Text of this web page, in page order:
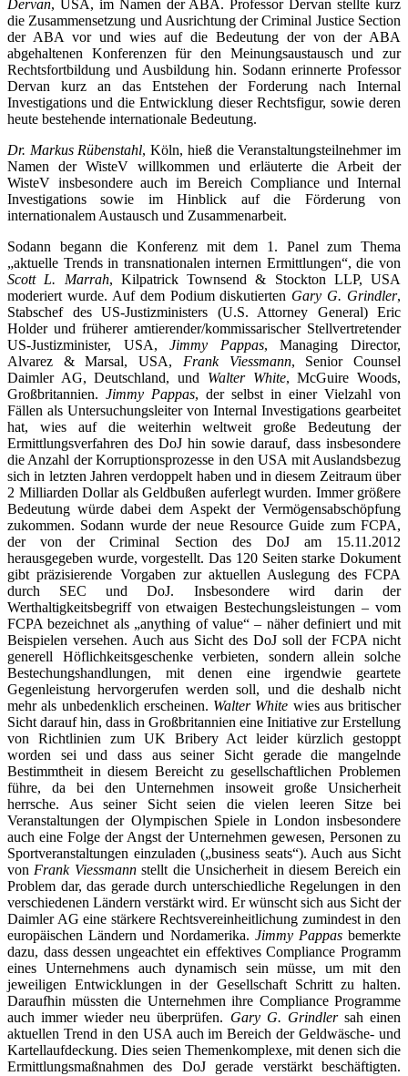
Dervan, USA, im Namen der ABA. Professor Dervan stellte kurz
die Zusammensetzung und Ausrichtung der Criminal Justice Section
der ABA vor und wies auf die Bedeutung der von der ABA
abgehaltenen Konferenzen für den Meinungsaustausch und zur
Rechtsfortbildung und Ausbildung hin. Sodann erinnerte Professor
Dervan kurz an das Entstehen der Forderung nach Internal
Investigations und die Entwicklung dieser Rechtsfigur, sowie deren
heute bestehende internationale Bedeutung.
Dr. Markus Rübenstahl, Köln, hieß die Veranstaltungsteilnehmer im
Namen der WisteV willkommen und erläuterte die Arbeit der
WisteV insbesondere auch im Bereich Compliance und Internal
Investigations sowie im Hinblick auf die Förderung von
internationalem Austausch und Zusammenarbeit.
Sodann begann die Konferenz mit dem 1. Panel zum Thema
„aktuelle Trends in transnationalen internen Ermittlungen“, die von
Scott L. Marrah, Kilpatrick Townsend & Stockton LLP, USA
moderiert wurde. Auf dem Podium diskutierten Gary G. Grindler,
Stabschef des US-Justizministers (U.S. Attorney General) Eric
Holder und früherer amtierender/kommissarischer Stellvertretender
US-Justizminister, USA,Jimmy Pappas, Managing Director,
Alvarez & Marsal, USA, Frank Viessmann, Senior Counsel
Daimler AG, Deutschland, und Walter White, McGuire Woods,
Großbritannien. Jimmy Pappas, der selbst in einer Vielzahl von
Fällen als Untersuchungsleiter von Internal Investigations gearbeitet
hat, wies auf die weiterhin weltweit große Bedeutung der
Ermittlungsverfahren des DoJ hin sowie darauf, dass insbesondere
die Anzahl der Korruptionsprozesse in den USA mit Auslandsbezug
sich in letzten Jahren verdoppelt haben und in diesem Zeitraum über
2 Milliarden Dollar als Geldbußen auferlegt wurden. Immer größere
Bedeutung würde dabei dem Aspekt der Vermögensabschöpfung
zukommen. Sodann wurde der neue Resource Guide zum FCPA,
der von der Criminal Section des DoJ am 15.11.2012
herausgegeben wurde, vorgestellt. Das 120 Seiten starke Dokument
gibt präzisierende Vorgaben zur aktuellen Auslegung des FCPA
durch SEC und DoJ. Insbesondere wird darin der
Werthaltigkeitsbegriff von etwaigen Bestechungsleistungen – vom
FCPA bezeichnet als „anything of value“ – näher definiert und mit
Beispielen versehen. Auch aus Sicht des DoJ soll der FCPA nicht
generell Höflichkeitsgeschenke verbieten, sondern allein solche
Bestechungshandlungen, mit denen eine irgendwie geartete
Gegenleistung hervorgerufen werden soll, und die deshalb nicht
mehr als unbedenklich erscheinen. Walter White wies aus britischer
Sicht darauf hin, dass in Großbritannien eine Initiative zur Erstellung
von Richtlinien zum UK Bribery Act leider kürzlich gestoppt
worden sei und dass aus seiner Sicht gerade die mangelnde
Bestimmtheit in diesem Bereicht zu gesellschaftlichen Problemen
führe, da bei den Unternehmen insoweit große Unsicherheit
herrsche. Aus seiner Sicht seien die vielen leeren Sitze bei
Veranstaltungen der Olympischen Spiele in London insbesondere
auch eine Folge der Angst der Unternehmen gewesen, Personen zu
Sportveranstaltungen einzuladen („business seats“). Auch aus Sicht
von Frank Viessmannstellt die Unsicherheit in diesem Bereich ein
Problem dar, das gerade durch unterschiedliche Regelungen in den
verschiedenen Ländern verstärkt wird. Er wünscht sich aus Sicht der
Daimler AG eine stärkere Rechtsvereinheitlichung zumindest in den
europäischen Ländern und Nordamerika. Jimmy Pappasbemerkte
dazu, dass dessen ungeachtet ein effektives Compliance Programm
eines Unternehmens auch dynamisch sein müsse, um mit den
jeweiligen Entwicklungen in der Gesellschaft Schritt zu halten.
Daraufhin müssten die Unternehmen ihre Compliance Programme
auch immer wieder neu überprüfen. Gary G. Grindlersah einen
aktuellen Trend in den USA auch im Bereich der Geldwäsche- und
Kartellaufdeckung. Dies seien Themenkomplexe, mit denen sich die
Ermittlungsmaßnahmen des DoJ gerade verstärkt beschäftigten.